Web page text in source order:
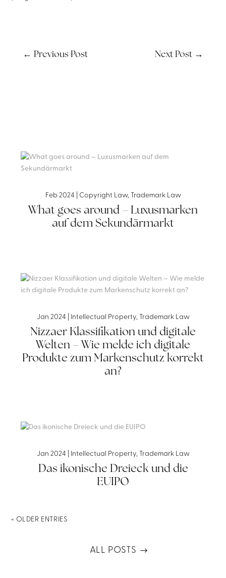
← Previous Post Next Post →
What goes around – Luxusmarken
auf dem Sekundärmarkt
Feb 2024 Copyright Law, Trademark Law
Nizzaer Klassifikation und digitale
Welten – Wie melde ich digitale
Produkte zum Markenschutz korrekt
an?
Jan 2024 Intellectual Property, Trademark Law
Das ikonische Dreieck und die
EUIPO
Jan 2024 Intellectual Property, Trademark Law
« OLDER ENTRIES
ALL POSTS